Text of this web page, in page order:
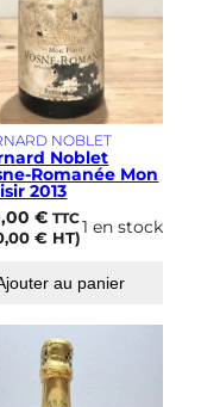
NOBLET
Noblet
Romanée Mon
2013
€ TTC
€ HT)1 en stock
au panier